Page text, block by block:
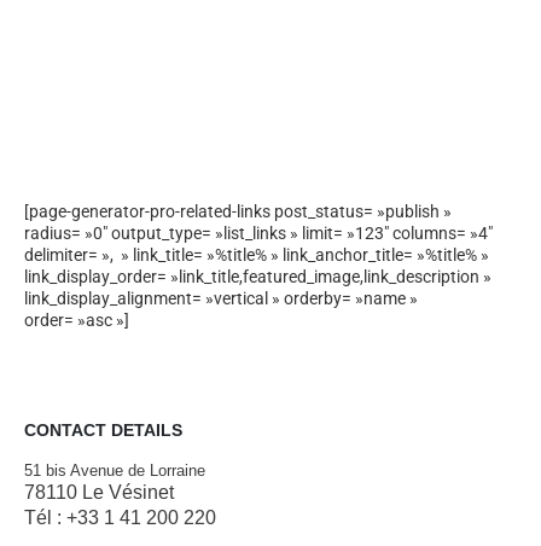
[page-generator-pro-related-links post_status= »publish »
radius= »0″ output_type= »list_links » limit= »123″ columns= »4″
delimiter= », » link_title= »%title% » link_anchor_title= »%title% »
link_display_order= »link_title,featured_image,link_description »
link_display_alignment= »vertical » orderby= »name »
order= »asc »]
CONTACT DETAILS
51 bis Avenue de Lorraine
78110 Le Vésinet
Tél : +33 1 41 200 220